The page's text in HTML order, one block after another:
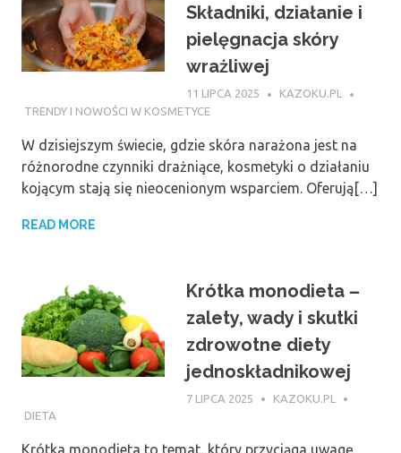
Składniki, działanie i
pielęgnacja skóry
wrażliwej
11 LIPCA 2025
KAZOKU.PL
TRENDY I NOWOŚCI W KOSMETYCE
W dzisiejszym świecie, gdzie skóra narażona jest na
różnorodne czynniki drażniące, kosmetyki o działaniu
kojącym stają się nieocenionym wsparciem. Oferują[…]
READ MORE
Krótka monodieta –
zalety, wady i skutki
zdrowotne diety
jednoskładnikowej
7 LIPCA 2025
KAZOKU.PL
DIETA
Krótka monodieta to temat, który przyciąga uwagę